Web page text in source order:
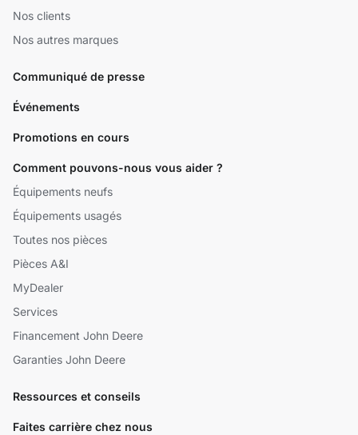
Nos clients
Nos autres marques
Communiqué de presse
Événements
Promotions en cours
Comment pouvons-nous vous aider ?
Équipements neufs
Équipements usagés
Toutes nos pièces
Pièces A&I
MyDealer
Services
Financement John Deere
Garanties John Deere
Ressources et conseils
Faites carrière chez nous